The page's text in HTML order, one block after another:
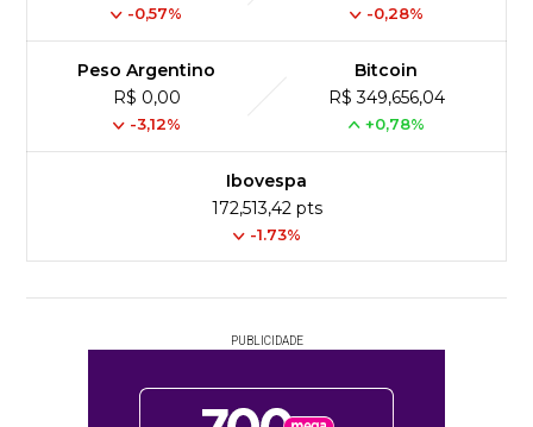
-0,57% -0,28%
Peso Argentino
R$ 0,00
-3,12%
Bitcoin
R$ 349,656,04
+0,78%
Ibovespa
172,513,42 pts
-1.73%
PUBLICIDADE